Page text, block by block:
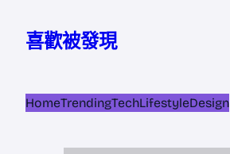
喜歡被發現
HomeTrendingTechLifestyleDesign